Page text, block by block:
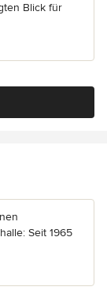
Blick für
Seit 1965